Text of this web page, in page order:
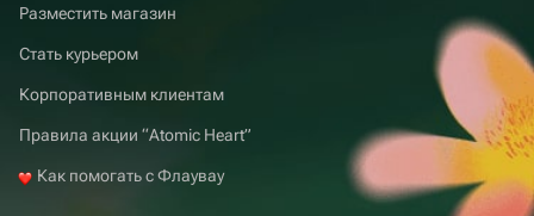
Разместить магазин
Стать курьером
Корпоративным клиентам
Правила акции “Atomic Heart”
Как помогать с Флаувау